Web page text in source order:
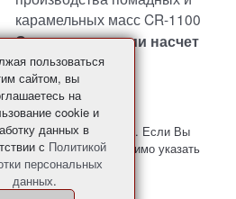
карамельных масс CR-1100
Свяжитесь с нами насчет
цены
с сайта запрещено. Если Вы
сайта, то необходимо указать
пользоваться
сайтом, вы
на
cookie и
данных в
с Политикой
персональных
данных.